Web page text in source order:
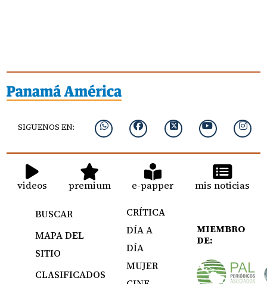
SIGUENOS EN:
videos premium e-papper mis noticias
BUSCAR
MAPA DEL
SITIO
CLASIFICADOS
CRÍTICA
DÍA A
DÍA
MUJER
MIEMBRO
DE: